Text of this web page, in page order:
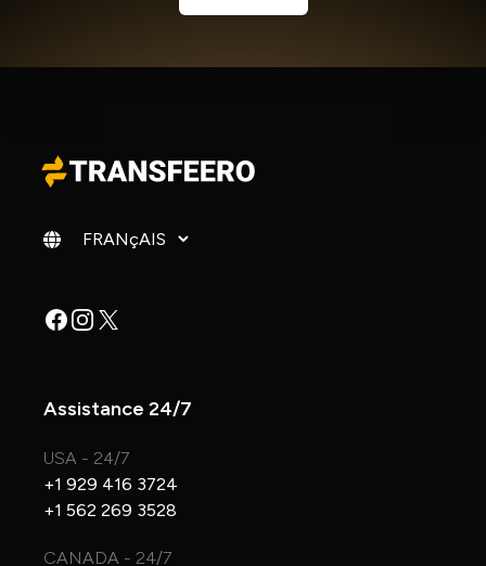
Changer de langue
Facebook
Instagram
X
Assistance 24/7
USA - 24/7
+1 929 416 3724
+1 562 269 3528
CANADA - 24/7